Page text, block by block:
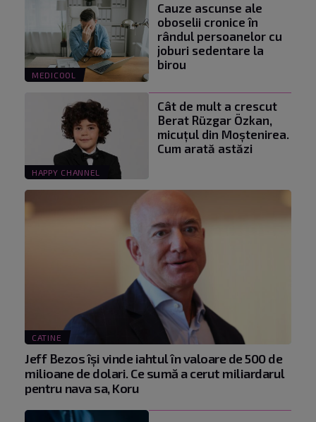
MEDICOOL
Cauze ascunse ale
oboselii cronice în
rândul persoanelor cu
joburi sedentare la
birou
HAPPY CHANNEL
Cât de mult a crescut
Berat Rüzgar Özkan,
micuțul din Moștenirea.
Cum arată astăzi
CATINE
Jeff Bezos își vinde iahtul în valoare de 500 de
milioane de dolari. Ce sumă a cerut miliardarul
pentru nava sa, Koru